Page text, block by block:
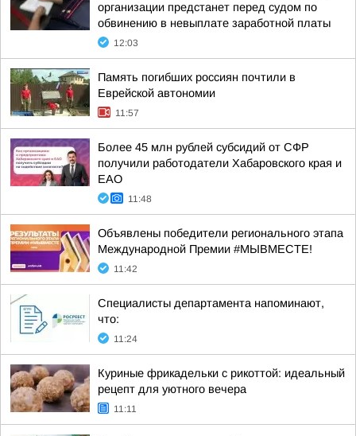
организации предстанет перед судом по
обвинению в невыплате заработной платы
12:03
Память погибших россиян почтили в
Еврейской автономии
11:57
Более 45 млн рублей субсидий от СФР
получили работодатели Хабаровского края и
ЕАО
11:48
Объявлены победители регионального этапа
Международной Премии #МЫВМЕСТЕ!
11:42
Специалисты департамента напоминают,
что:
11:24
Куриные фрикадельки с рикоттой: идеальный
рецепт для уютного вечера
11:11